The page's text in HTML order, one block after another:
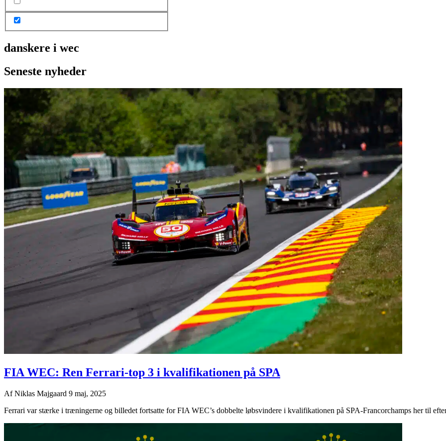
danskere i wec
Seneste nyheder
FIA WEC: Ren Ferrari-top 3 i kvalifikationen på SPA
AfNiklas Majgaard 9 maj, 2025
Ferrari var stærke i træningerne og billedet fortsatte for FIA WEC’s dobbelte løbsvindere i kvalifikationen på SPA-Francorchamps her til